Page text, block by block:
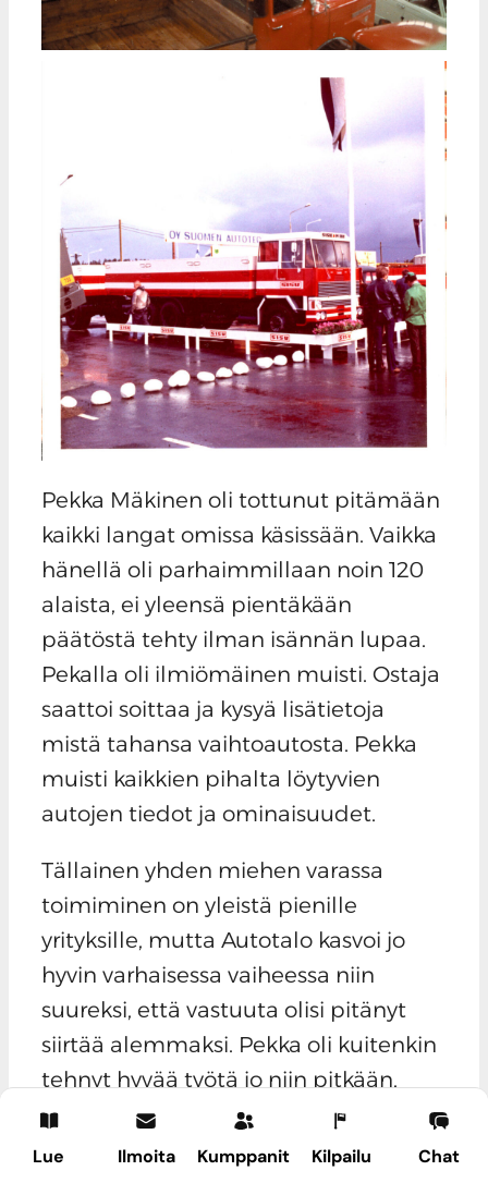
Lue Ilmoita Kumppanit Kilpailu Chat
Pekka Mäkinen oli tottunut pitämään
kaikki langat omissa käsissään. Vaikka
hänellä oli parhaimmillaan noin 120
alaista, ei yleensä pientäkään
päätöstä tehty ilman isännän lupaa.
Pekalla oli ilmiömäinen muisti. Ostaja
saattoi soittaa ja kysyä lisätietoja
mistä tahansa vaihtoautosta. Pekka
muisti kaikkien pihalta löytyvien
autojen tiedot ja ominaisuudet.
Tällainen yhden miehen varassa
toimiminen on yleistä pienille
yrityksille, mutta Autotalo kasvoi jo
hyvin varhaisessa vaiheessa niin
suureksi, että vastuuta olisi pitänyt
siirtää alemmaksi. Pekka oli kuitenkin
tehnyt hyvää työtä jo niin pitkään,
ettei hän koskaan oppinut
luottamaan siihen, että joku toinen